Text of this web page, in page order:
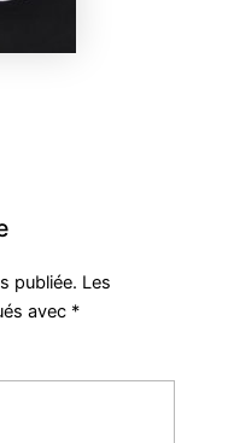
publiée. Les
avec *